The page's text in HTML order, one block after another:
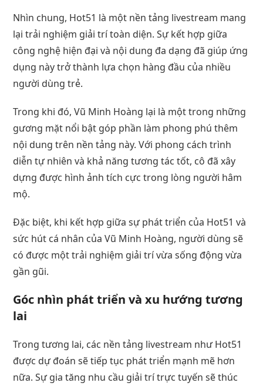
Nhìn chung, Hot51 là một nền tảng livestream mang
lại trải nghiệm giải trí toàn diện. Sự kết hợp giữa
công nghệ hiện đại và nội dung đa dạng đã giúp ứng
dụng này trở thành lựa chọn hàng đầu của nhiều
người dùng trẻ.
Trong khi đó, Vũ Minh Hoàng lại là một trong những
gương mặt nổi bật góp phần làm phong phú thêm
nội dung trên nền tảng này. Với phong cách trình
diễn tự nhiên và khả năng tương tác tốt, cô đã xây
dựng được hình ảnh tích cực trong lòng người hâm
mộ.
Đặc biệt, khi kết hợp giữa sự phát triển của Hot51 và
sức hút cá nhân của Vũ Minh Hoàng, người dùng sẽ
có được một trải nghiệm giải trí vừa sống động vừa
gần gũi.
Góc nhìn phát triển và xu hướng tương
lai
Trong tương lai, các nền tảng livestream như Hot51
được dự đoán sẽ tiếp tục phát triển mạnh mẽ hơn
nữa. Sự gia tăng nhu cầu giải trí trực tuyến sẽ thúc